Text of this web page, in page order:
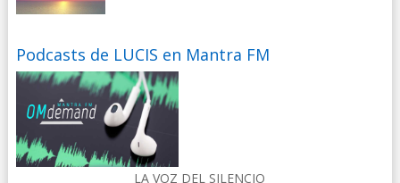
Podcasts de LUCIS en Mantra FM
LA VOZ DEL SILENCIO